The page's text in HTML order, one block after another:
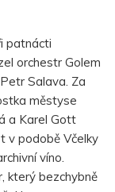
patnácti
orchestr Golem
Salava. Za
městyse
a Karel Gott
v podobě Včelky
víno.
který bezchybně